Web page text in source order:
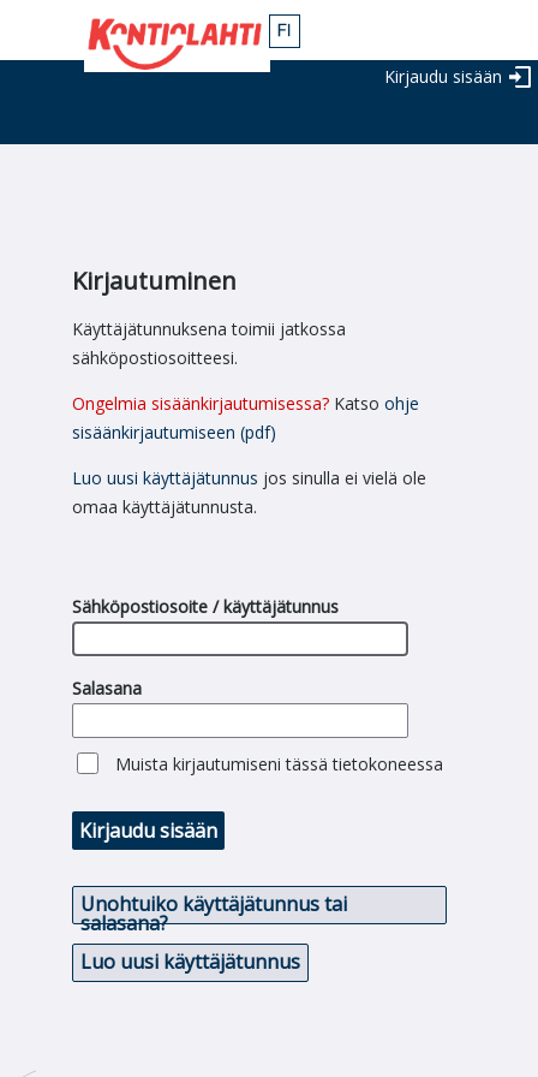
Kirjaudu sisään
Kirjautuminen
Käyttäjätunnuksena toimii jatkossa
sähköpostiosoitteesi.
Ongelmia sisäänkirjautumisessa? Katso ohje
sisäänkirjautumiseen (pdf)
Luo uusi käyttäjätunnus jos sinulla ei vielä ole
omaa käyttäjätunnusta.
Sähköpostiosoite / käyttäjätunnus
Salasana
Muista kirjautumiseni tässä tietokoneessa
Kirjaudu sisään
Unohtuiko käyttäjätunnus tai
salasana?
Luo uusi käyttäjätunnus